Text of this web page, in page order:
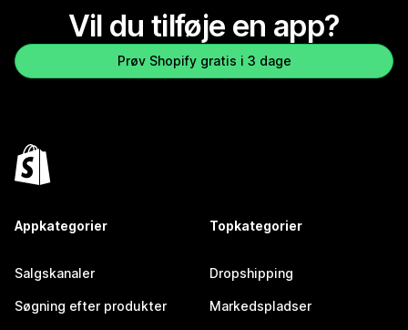
Vil du tilføje en app?
Prøv Shopify gratis i 3 dage
Appkategorier
Salgskanaler
Søgning efter produkter
Topkategorier
Dropshipping
Markedspladser